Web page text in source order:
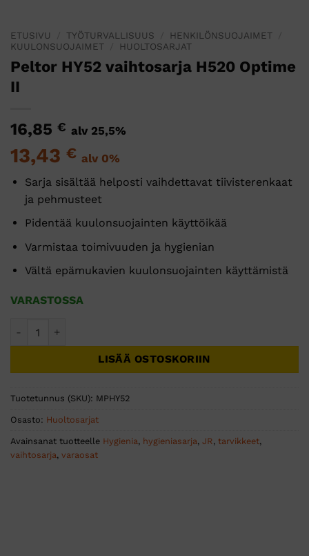
ETUSIVU TYÖTURVALLISUUS HENKILÖNSUOJAIMET
KUULONSUOJAIMET
HUOLTOSARJAT
Peltor HY52 vaihtosarja H520 Optime
II
16,85 € alv 25,5%
13,43 € alv 0%
Sarja sisältää helposti vaihdettavat tiivisterenkaat
ja pehmusteet
Pidentää kuulonsuojainten käyttöikää
Varmistaa toimivuuden ja hygienian
Vältä epämukavien kuulonsuojainten käyttämistä
VARASTOSSA
LISÄÄ OSTOSKORIIN
Tuotetunnus (SKU): MPHY52
Osasto: Huoltosarjat
Avainsanat tuotteelle Hygienia, hygieniasarja, JR, tarvikkeet,
vaihtosarja, varaosat